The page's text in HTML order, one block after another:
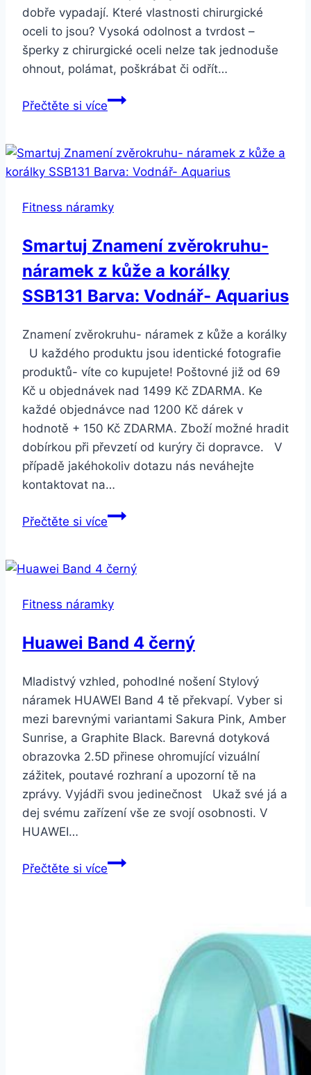
dobře vypadají. Které vlastnosti chirurgické
oceli to jsou? Vysoká odolnost a tvrdost –
šperky z chirurgické oceli nelze tak jednoduše
ohnout, polámat, poškrábat či odřít…
Přečtěte si víceSmartuj
se
zdobením
chirurgické
2
barvy
SSB00088
Barva:
Fitness náramky
Smartuj Znamení zvěrokruhu-
náramek z kůže a korálky
SSB131 Barva: Vodnář- Aquarius
Znamení zvěrokruhu- náramek z kůže a korálky
U každého produktu jsou identické fotografie
produktů- víte co kupujete! Poštovné již od 69
Kč u objednávek nad 1499 Kč ZDARMA. Ke
každé objednávce nad 1200 Kč dárek v
hodnotě + 150 Kč ZDARMA. Zboží možné hradit
dobírkou při převzetí od kurýry či dopravce. V
případě jakéhokoliv dotazu nás neváhejte
kontaktovat na…
Přečtěte si víceSmartuj
náramek
kůže
korálky
Barva:
Vodnář-
Aquarius
Fitness náramky
Huawei Band 4 černý
Mladistvý vzhled, pohodlné nošení Stylový
náramek HUAWEI Band 4 tě překvapí. Vyber si
mezi barevnými variantami Sakura Pink, Amber
Sunrise, a Graphite Black. Barevná dotyková
obrazovka 2.5D přinese ohromující vizuální
zážitek, poutavé rozhraní a upozorní tě na
zprávy. Vyjádři svou jedinečnost Ukaž své já a
dej svému zařízení vše ze svojí osobnosti. V
HUAWEI…
Přečtěte si víceHuawei